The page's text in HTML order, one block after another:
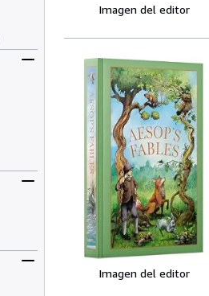
Imagen del editor
Imagen del editor